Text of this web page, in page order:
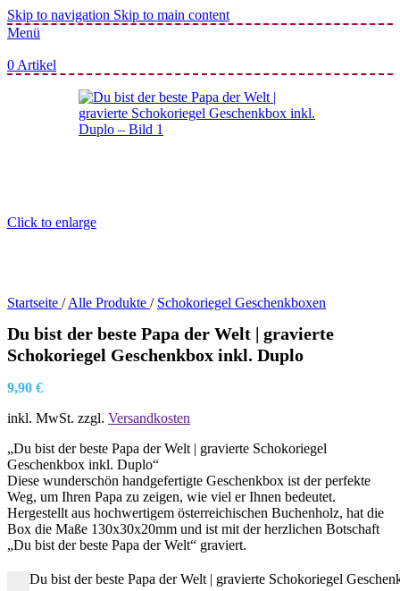
Skip to navigation Skip to main content
Menü
0 Artikel
Click to enlarge
Startseite / Alle Produkte / Schokoriegel Geschenkboxen
Du bist der beste Papa der Welt | gravierte
Schokoriegel Geschenkbox inkl. Duplo
9,90 €
inkl. MwSt. zzgl. Versandkosten
„Du bist der beste Papa der Welt | gravierte Schokoriegel
Geschenkbox inkl. Duplo“
Diese wunderschön handgefertigte Geschenkbox ist der perfekte
Weg, um Ihren Papa zu zeigen, wie viel er Ihnen bedeutet.
Hergestellt aus hochwertigem österreichischen Buchenholz, hat die
Box die Maße 130x30x20mm und ist mit der herzlichen Botschaft
„Du bist der beste Papa der Welt“ graviert.
Du bist der beste Papa der Welt | gravierte Schokoriegel